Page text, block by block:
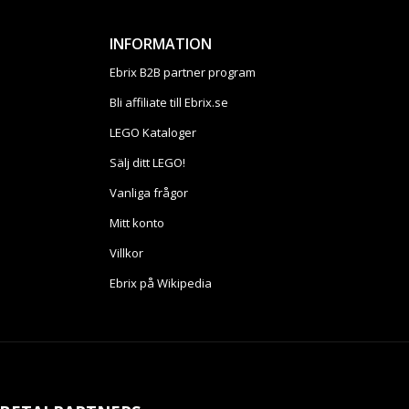
INFORMATION
Ebrix B2B partner program
Bli affiliate till Ebrix.se
LEGO Kataloger
Sälj ditt LEGO!
Vanliga frågor
Mitt konto
Villkor
Ebrix på Wikipedia